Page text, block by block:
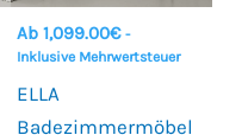
Ab 1,099.00€ -
Inklusive Mehrwertsteuer
ELLA
Badezimmermöbel